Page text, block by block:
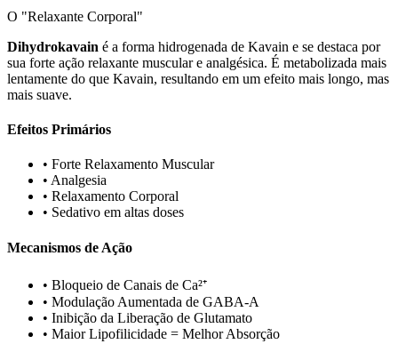
O "Relaxante Corporal"
Dihydrokavain é a forma hidrogenada de Kavain e se destaca por
sua forte ação relaxante muscular e analgésica. É metabolizada mais
lentamente do que Kavain, resultando em um efeito mais longo, mas
mais suave.
Efeitos Primários
• Forte Relaxamento Muscular
• Analgesia
• Relaxamento Corporal
• Sedativo em altas doses
Mecanismos de Ação
• Bloqueio de Canais de Ca²⁺
• Modulação Aumentada de GABA-A
• Inibição da Liberação de Glutamato
• Maior Lipofilicidade = Melhor Absorção